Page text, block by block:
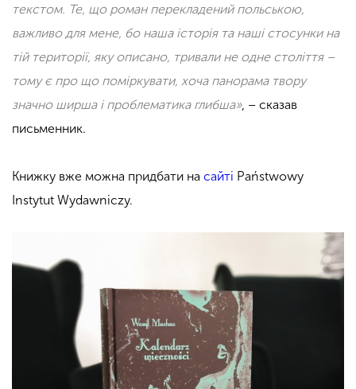
текстом. Те, що роман перекладений польською,
важливо для мене, бо наша історія та наші стосунки на
тій території, яку описано, тривали не одне століття –
тому є про що поміркувати, хоча панорама твору
значно ширша і проблематика глибша», – сказав
письменник.
Книжку вже можна придбати на сайті Państwowy
Instytut Wydawniczy.